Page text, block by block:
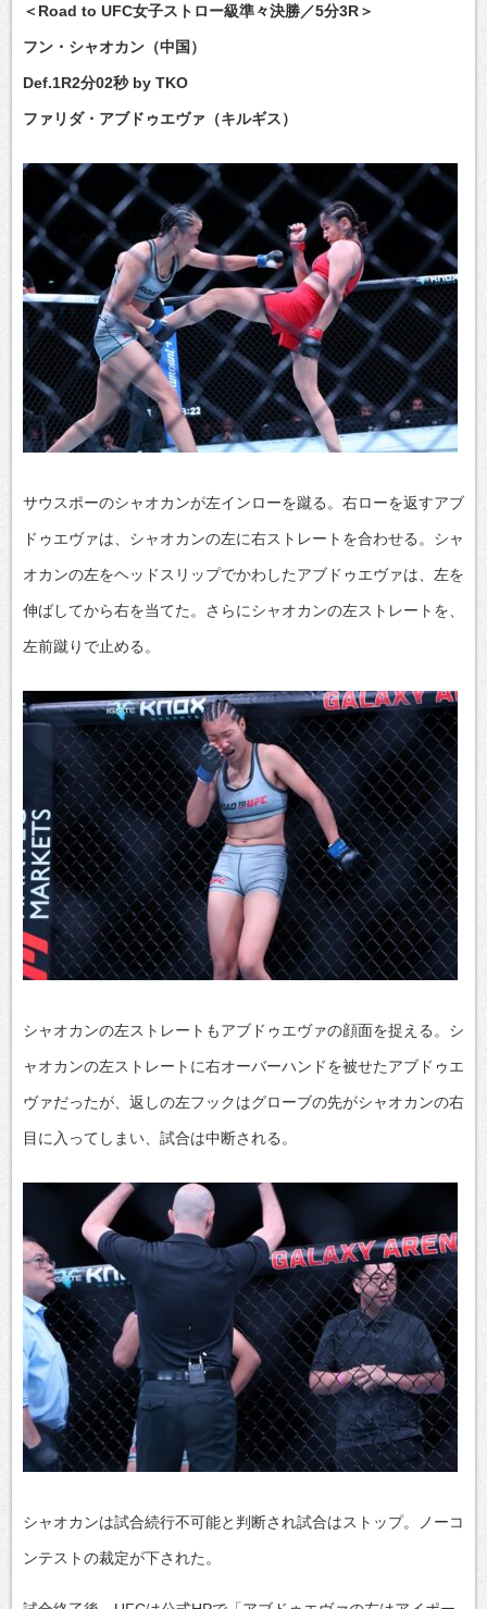
＜Road to UFC女子ストロー級準々決勝／5分3R＞
フン・シャオカン（中国）
Def.1R2分02秒 by TKO
ファリダ・アブドゥエヴァ（キルギス）
サウスポーのシャオカンが左インローを蹴る。右ローを返すアブ
ドゥエヴァは、シャオカンの左に右ストレートを合わせる。シャ
オカンの左をヘッドスリップでかわしたアブドゥエヴァは、左を
伸ばしてから右を当てた。さらにシャオカンの左ストレートを、
左前蹴りで止める。
シャオカンの左ストレートもアブドゥエヴァの顔面を捉える。シ
ャオカンの左ストレートに右オーバーハンドを被せたアブドゥエ
ヴァだったが、返しの左フックはグローブの先がシャオカンの右
目に入ってしまい、試合は中断される。
シャオカンは試合続行不可能と判断され試合はストップ。ノーコ
ンテストの裁定が下された。